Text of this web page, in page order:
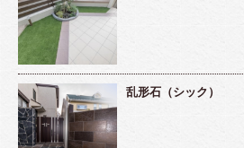
乱形石（シック）